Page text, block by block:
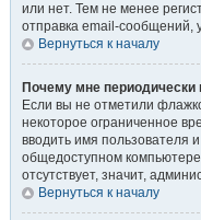
или нет. Тем не менее
отправка email-сообщений,
Вернуться к началу
Почему мне периодически
Если вы не отметили
некоторое ограниченное
вводить имя пользователя
общедоступном
отсутствует, значит,
Вернуться к началу